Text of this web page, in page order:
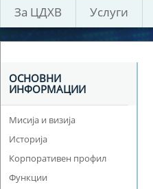
За ЦДХВ Услуги
ОСНОВНИ
ИНФОРМАЦИИ
Мисија и визија
Историја
Корпоративен профил
Функции